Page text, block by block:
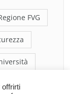
FVG
offrirti